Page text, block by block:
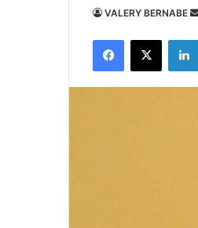
VALERY BERNABE
Facebook
X